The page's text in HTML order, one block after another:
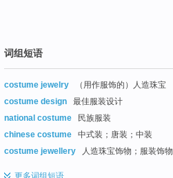
词组短语
costume jewelry
（用作服饰的）人造珠宝
costume design
最佳服装设计
national costume
民族服装
chinese costume
中式装；唐装；中装
costume jewellery
人造珠宝饰物；服装饰物
更多词组短语